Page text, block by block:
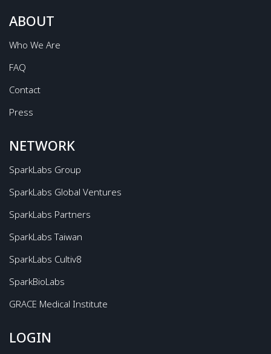
ABOUT
Who We Are
FAQ
Contact
Press
NETWORK
SparkLabs Group
SparkLabs Global Ventures
SparkLabs Partners
SparkLabs Taiwan
SparkLabs Cultiv8
SparkBioLabs
GRACE Medical Institute
LOGIN